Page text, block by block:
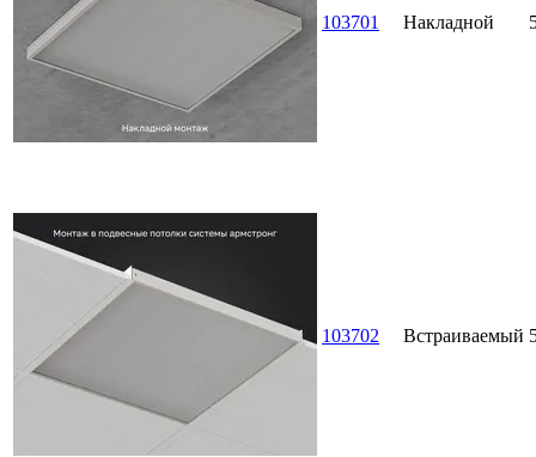
103701 Накладной
103702 Встраиваемый